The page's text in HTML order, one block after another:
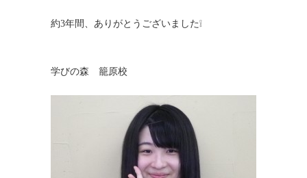
約3年間、ありがとうございました❕
学びの森 籠原校